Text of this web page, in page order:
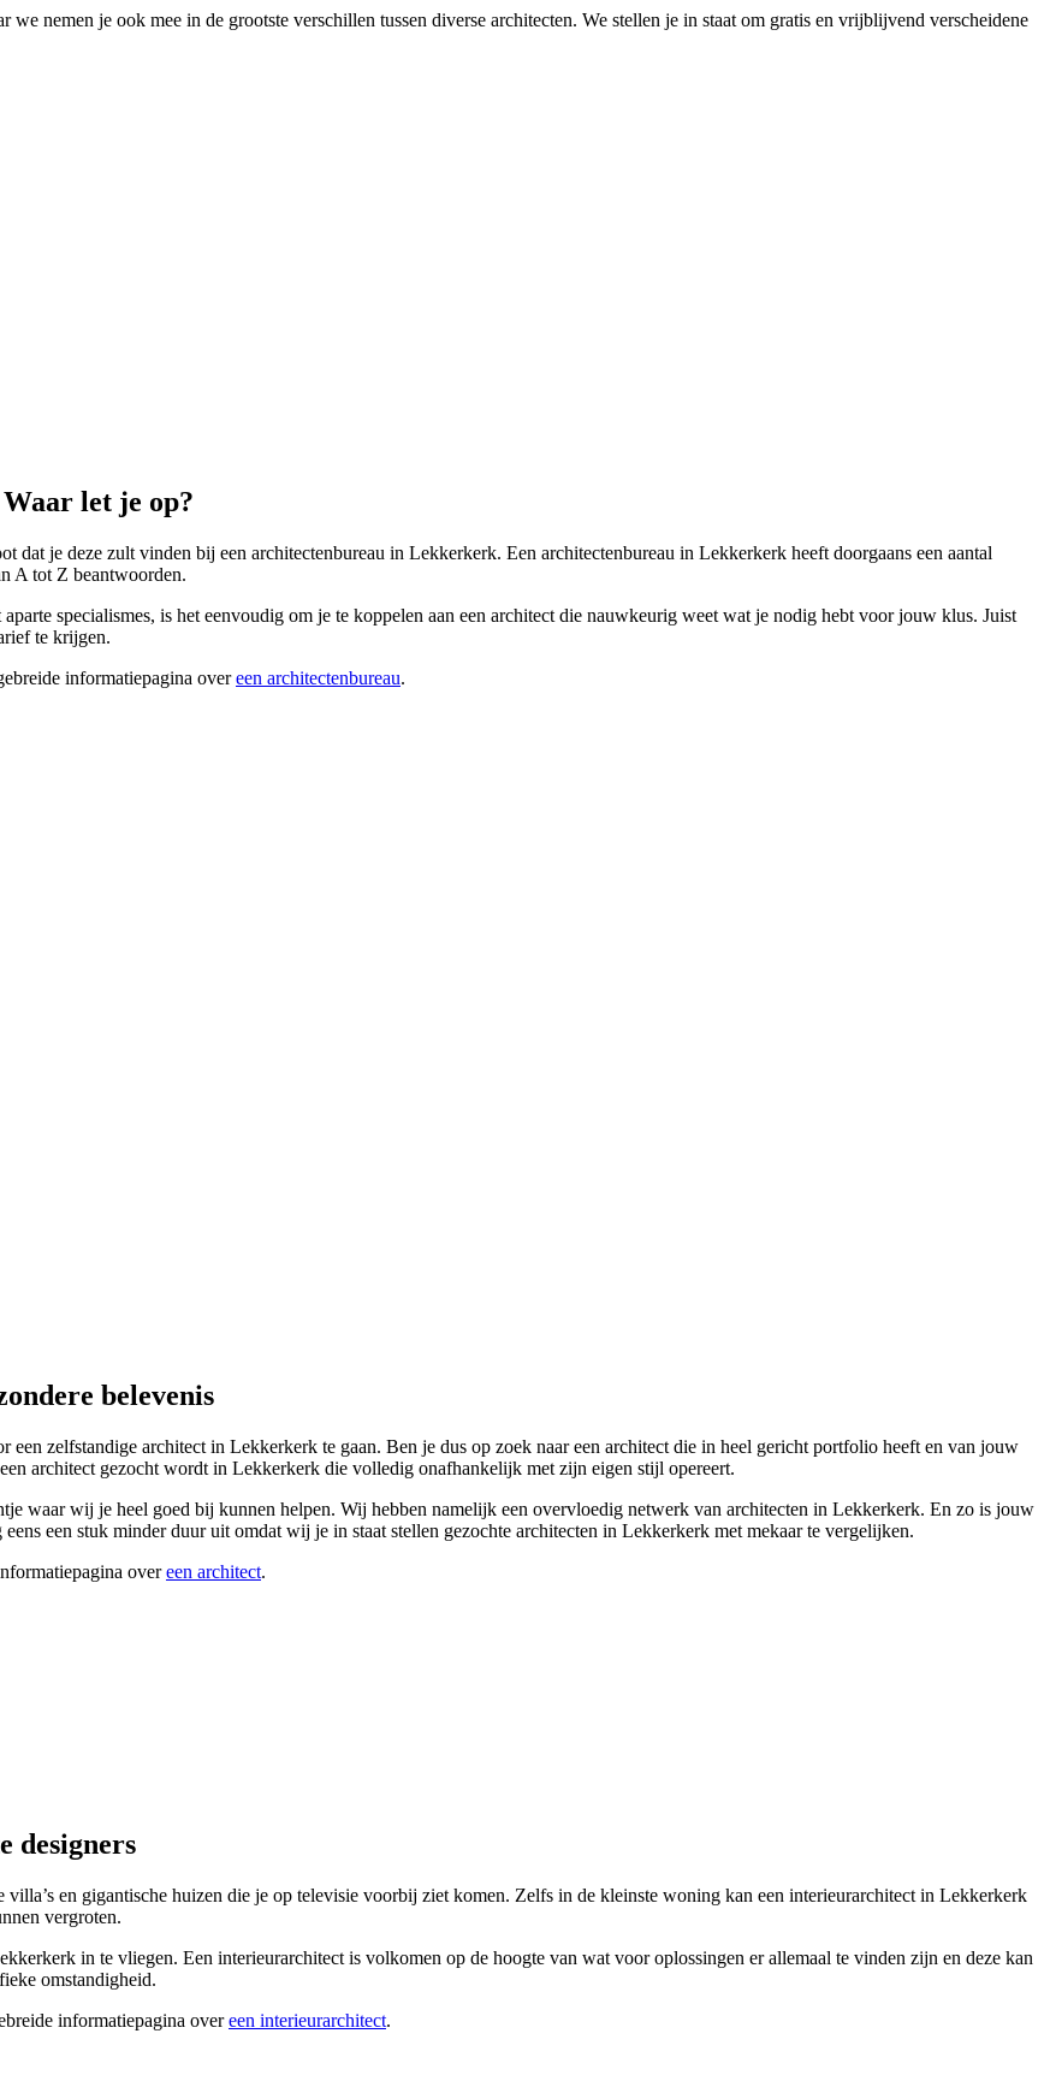
nemen je ook mee in de grootste verschillen tussen diverse architecten. We stellen je in staat om gratis en vrijblijvend verscheidene
let je op?
dat je deze zult vinden bij een architectenbureau in Lekkerkerk. Een architectenbureau in Lekkerkerk heeft doorgaans een aantal
A tot Z beantwoorden.
specialismes, is het eenvoudig om je te koppelen aan een architect die nauwkeurig weet wat je nodig hebt voor jouw klus. Juist
te krijgen.
informatiepagina overeen architectenbureau.
belevenis
zelfstandige architect in Lekkerkerk te gaan. Ben je dus op zoek naar een architect die in heel gericht portfolio heeft en van jouw
architect gezocht wordt in Lekkerkerk die volledig onafhankelijk met zijn eigen stijl opereert.
waar wij je heel goed bij kunnen helpen. Wij hebben namelijk een overvloedig netwerk van architecten in Lekkerkerk. En zo is jouw
een stuk minder duur uit omdat wij je in staat stellen gezochte architecten in Lekkerkerk met mekaar te vergelijken.
overeen architect.
designers
villa’s en gigantische huizen die je op televisie voorbij ziet komen. Zelfs in de kleinste woning kan een interieurarchitect in Lekkerkerk
vergroten.
in te vliegen. Een interieurarchitect is volkomen op de hoogte van wat voor oplossingen er allemaal te vinden zijn en deze kan
omstandigheid.
informatiepagina overeen interieurarchitect.